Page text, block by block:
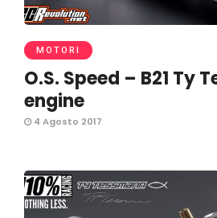
MOTORI
O.S. Speed – B21 Ty
engine
4 Agosto 2017